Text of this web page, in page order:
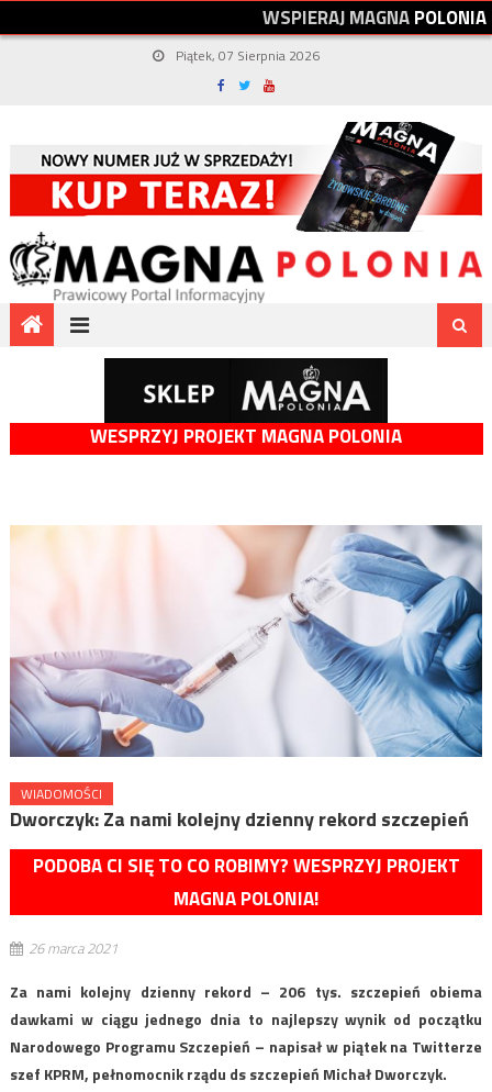
WSPIERAJMAGNAPOLONIA
Piątek, 07 Sierpnia 2026
WESPRZYJ PROJEKT MAGNA POLONIA
WIADOMOŚCI
Dworczyk: Za nami kolejny dzienny rekord szczepień
PODOBA CI SIĘ TO CO ROBIMY? WESPRZYJ PROJEKT
MAGNA POLONIA!
26 marca 2021
Za nami kolejny dzienny rekord – 206 tys. szczepień obiema
dawkami w ciągu jednego dnia to najlepszy wynik od początku
Narodowego Programu Szczepień – napisał w piątek na Twitterze
szef KPRM, pełnomocnik rządu ds szczepień Michał Dworczyk.